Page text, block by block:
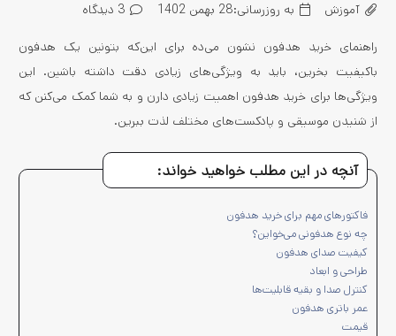
آموزش به روزرسانی:28 بهمن 1402 3 دیدگاه
راهنمای خرید هدفون نشون می‌ده برای این‌که بتونین یک هدفون
باکیفیت بخرین، باید به ویژگی‌های زیادی دقت داشته باشین. این
ویژگی‌ها برای خرید هدفون اهمیت زیادی دارن و به شما کمک می‌کنن که
از شنیدن موسیقی و پادکست‌های مختلف لذت ببرین.
آنچه در این مطلب خواهید خواند:
فاکتورهای مهم برای خرید هدفون
چه نوع هدفونی می‌خواین؟
کیفیت صدای هدفون
طراحی و ابعاد
کنترل صدا و بقیه قابلیت‌ها
عمر باتری هدفون
قیمت